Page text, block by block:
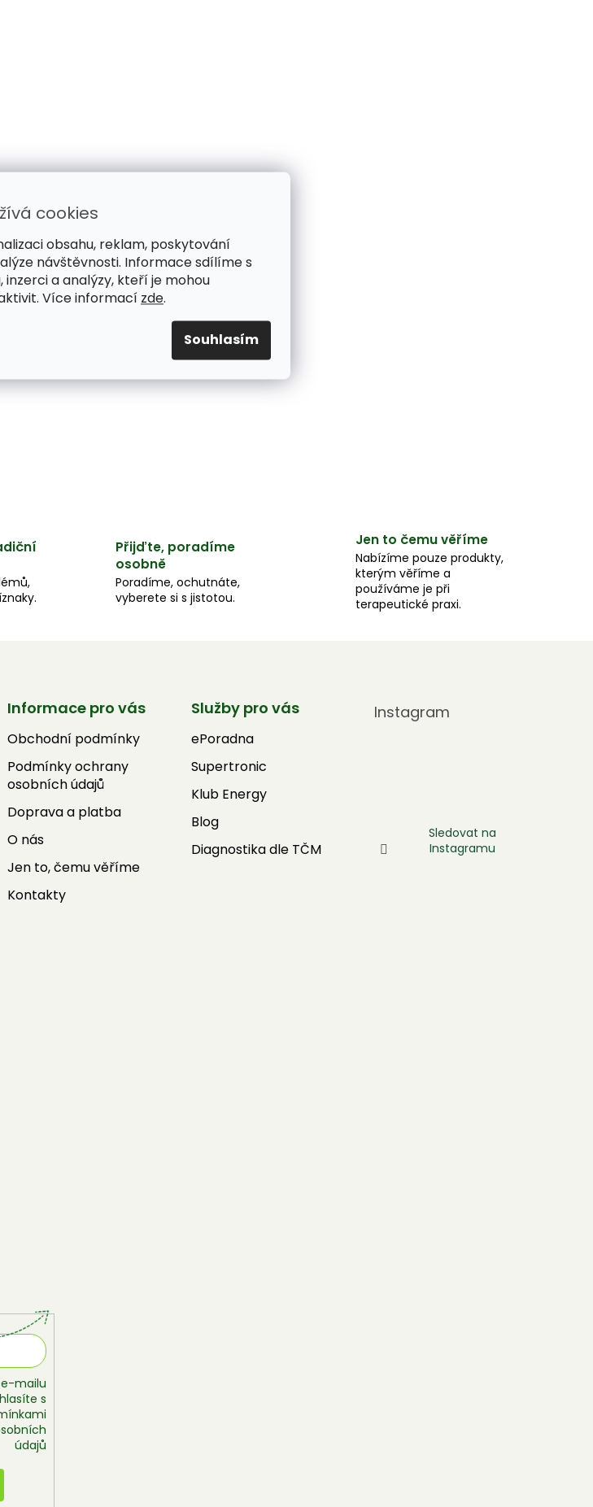
cookies
obsahu, reklam, poskytování
návštěvnosti. Informace sdílíme s
a analýzy, kteří je mohou
Více informací zde.
Souhlasím
Přijďte, poradíme
osobně
Poradíme, ochutnáte,
vyberete si s jistotou.
Jen to čemu věříme
Nabízíme pouze produkty,
kterým věříme a
používáme je při
terapeutické praxi.
Informace pro vás
Obchodní podmínky
Podmínky ochrany
osobních údajů
Doprava a platba
O nás
Jen to, čemu věříme
Kontakty
Služby pro vás
ePoradna
Supertronic
Klub Energy
Blog
Diagnostika dle TČM
Instagram
Sledovat na
Instagramu
mailu
s
údajů